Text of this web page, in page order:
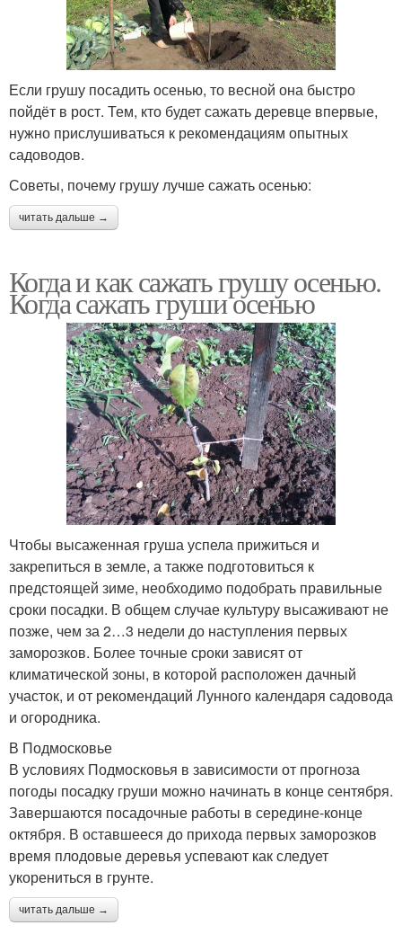
Если грушу посадить осенью, то весной она быстро
пойдёт в рост. Тем, кто будет сажать деревце впервые,
нужно прислушиваться к рекомендациям опытных
садоводов.
Советы, почему грушу лучше сажать осенью:
читать дальше →
Когда и как сажать грушу осенью.
Когда сажать груши осенью
Чтобы высаженная груша успела прижиться и
закрепиться в земле, а также подготовиться к
предстоящей зиме, необходимо подобрать правильные
сроки посадки. В общем случае культуру высаживают не
позже, чем за 2…3 недели до наступления первых
заморозков. Более точные сроки зависят от
климатической зоны, в которой расположен дачный
участок, и от рекомендаций Лунного календаря садовода
и огородника.
В Подмосковье
В условиях Подмосковья в зависимости от прогноза
погоды посадку груши можно начинать в конце сентября.
Завершаются посадочные работы в середине-конце
октября. В оставшееся до прихода первых заморозков
время плодовые деревья успевают как следует
укорениться в грунте.
читать дальше →